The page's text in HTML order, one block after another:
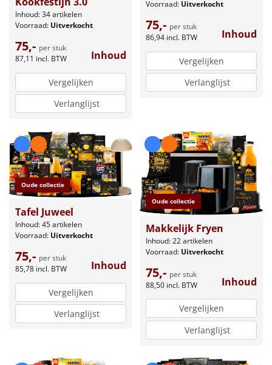
Inhoud: 34 artikelen
Voorraad: Uitverkocht
75,- per stuk
87,11 incl. BTW Inhoud
Vergelijken
Verlanglijst
Voorraad: Uitverkocht
75,- per stuk
86,94 incl. BTW Inhoud
Vergelijken
Verlanglijst
Oude collectie
Tafel Juweel
Inhoud: 45 artikelen
Voorraad: Uitverkocht
75,- per stuk
85,78 incl. BTW Inhoud
Vergelijken
Verlanglijst
Oude collectie
Makkelijk Fryen
Inhoud: 22 artikelen
Voorraad: Uitverkocht
75,- per stuk
88,50 incl. BTW Inhoud
Vergelijken
Verlanglijst